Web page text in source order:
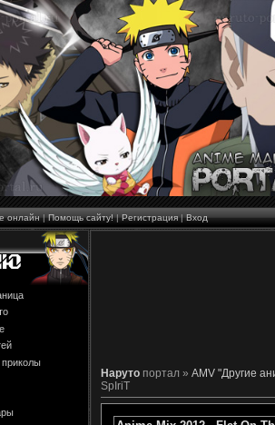
онлайн|Помощь сайту!|Регистрация|Вход
приколы
Наруто портал » AMV "Другие
SpIriT